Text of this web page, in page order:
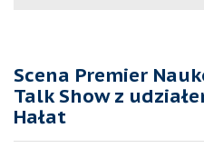
Scena Premier
Talk Show z
Hałat